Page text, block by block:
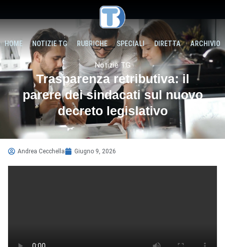
HOME NOTIZIE TG RUBRICHE SPECIALI DIRETTA ARCHIVIO
Notizie TG
Trasparenza retributiva: il
parere dei sindacati sul nuovo
decreto legislativo
Andrea Cecchella Giugno 9, 2026